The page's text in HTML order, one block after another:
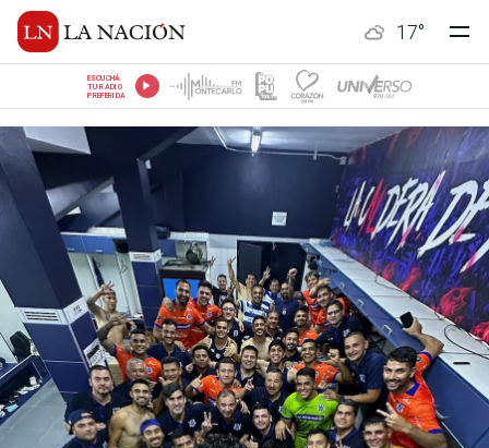
17°
ESCUCHÁ
TU RADIO
PREFERIDA